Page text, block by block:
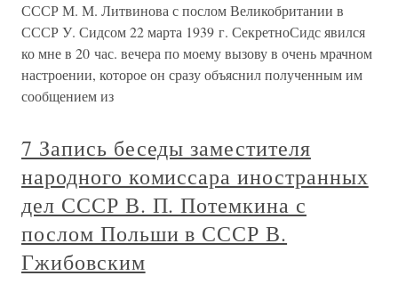
СССР М. М. Литвинова с послом Великобритании в
СССР У. Сидсом 22 марта 1939 г. СекретноСидс явился
ко мне в 20 час. вечера по моему вызову в очень мрачном
настроении, которое он сразу объяснил полученным им
сообщением из
7 Запись беседы заместителя
народного комиссара иностранных
дел СССР В. П. Потемкина с
послом Польши в СССР В.
Гжибовским